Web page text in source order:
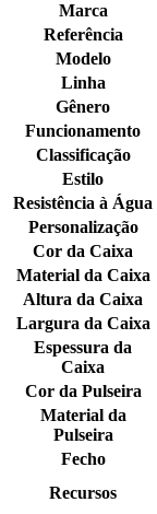
Marca
Referência
Modelo
Linha
Gênero
Funcionamento
Classificação
Estilo
Resistência à Água
Personalização
Cor da Caixa
Material da Caixa
Altura da Caixa
Largura da Caixa
Espessura da
Caixa
Cor da Pulseira
Material da
Pulseira
Fecho
Recursos